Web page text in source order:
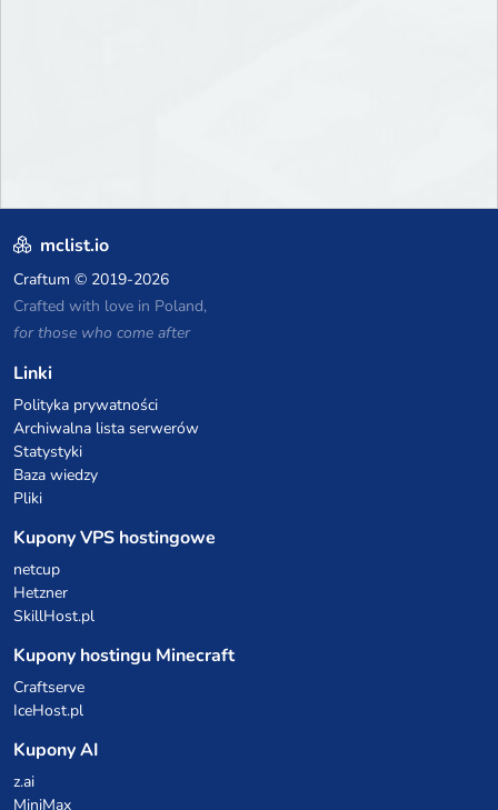
mclist.io
Craftum © 2019-2026
Crafted with love in Poland,
for those who come after
Linki
Polityka prywatności
Archiwalna lista serwerów
Statystyki
Baza wiedzy
Pliki
Kupony VPS hostingowe
netcup
Hetzner
SkillHost.pl
Kupony hostingu Minecraft
Craftserve
IceHost.pl
Kupony AI
z.ai
MiniMax